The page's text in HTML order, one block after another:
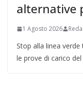
alternative
1 Agosto 2026
Stop alla linea
le prove di carico